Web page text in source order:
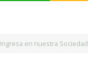
Ingresa en nuestra Sociedad